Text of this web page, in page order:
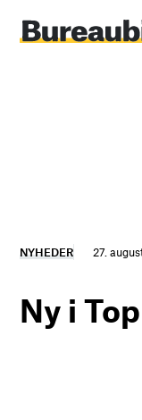
indhold
NYHEDER 27.
Ny i